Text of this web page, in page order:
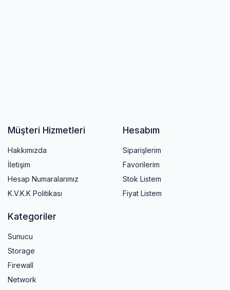
Müşteri Hizmetleri
Hakkımızda
İletişim
Hesap Numaralarımız
K.V.K.K Politikası
Hesabım
Siparişlerim
Favorilerim
Stok Listem
Fiyat Listem
Kategoriler
Sunucu
Storage
Firewall
Network